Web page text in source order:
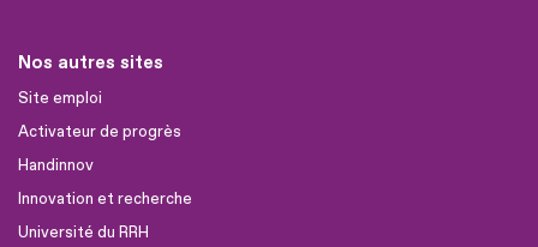
Nos autres sites
Site emploi
Activateur de progrès
Handinnov
Innovation et recherche
Université du RRH